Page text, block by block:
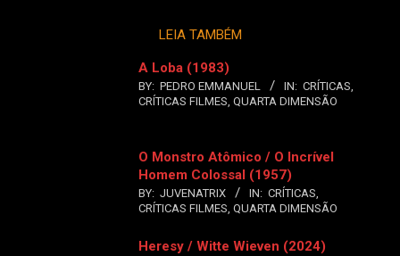
LEIA TAMBÉM
A Loba (1983)
BY: PEDRO EMMANUEL IN: CRÍTICAS,
CRÍTICAS FILMES, QUARTA DIMENSÃO
O Monstro Atômico / O Incrível
Homem Colossal (1957)
BY: JUVENATRIX IN: CRÍTICAS,
CRÍTICAS FILMES, QUARTA DIMENSÃO
Heresy / Witte Wieven (2024)